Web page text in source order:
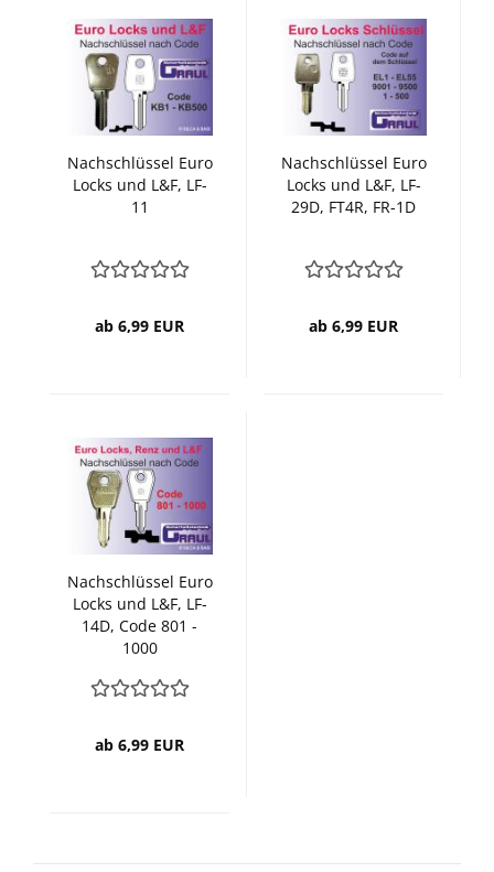
Nachschlüssel Euro
Locks und L&F, LF-
11
ab 6,99 EUR
Nachschlüssel Euro
Locks und L&F, LF-
29D, FT4R, FR-1D
ab 6,99 EUR
Nachschlüssel Euro
Locks und L&F, LF-
14D, Code 801 -
1000
ab 6,99 EUR